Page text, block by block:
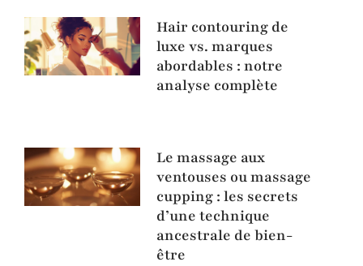
Hair contouring de
luxe vs. marques
abordables : notre
analyse complète
Le massage aux
ventouses ou massage
cupping : les secrets
d’une technique
ancestrale de bien-
être